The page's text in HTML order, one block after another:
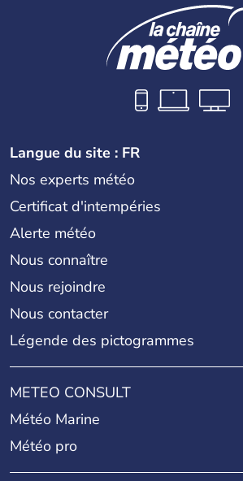
Langue du site : FR
Nos experts météo
Certificat d'intempéries
Alerte météo
Nous connaître
Nous rejoindre
Nous contacter
Légende des pictogrammes
METEO CONSULT
Météo Marine
Météo pro